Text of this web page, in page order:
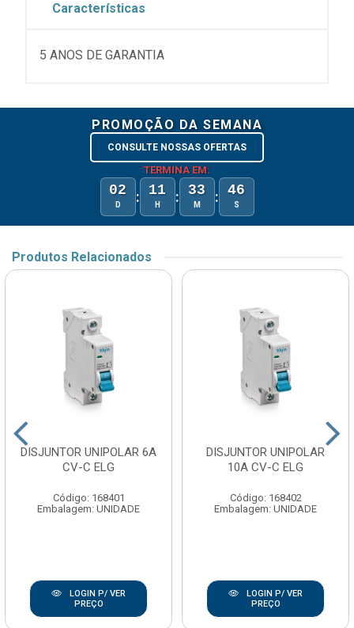
Características
5 ANOS DE GARANTIA
PROMOÇÃO DA SEMANA
CONSULTE NOSSAS OFERTAS
TERMINA EM:
02
D : 11
H : 33
M : 46
S
Produtos Relacionados
DISJUNTOR UNIPOLAR 6A
CV-C ELG
Código: 168401
Embalagem: UNIDADE
LOGIN P/ VER
PREÇO
DISJUNTOR UNIPOLAR
10A CV-C ELG
Código: 168402
Embalagem: UNIDADE
LOGIN P/ VER
PREÇO